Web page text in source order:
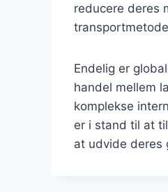
reducere deres
Endelig er
handel mellem
komplekse
er i stand til at
at udvide deres